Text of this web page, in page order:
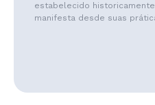
estabelecido
manifesta desde suas